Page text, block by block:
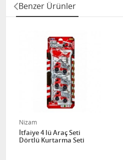
Benzer Ürünler
Nizam
İtfaiye 4 lü Araç Seti
Dörtlü Kurtarma Seti